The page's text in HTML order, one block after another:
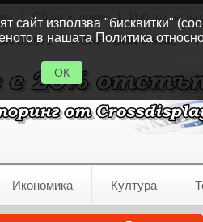
Общи условия Избори за
0.8571 CHF / BGN0.9346
Икономика Култура
използва "бисквитки"
в нашата Политика
ОК